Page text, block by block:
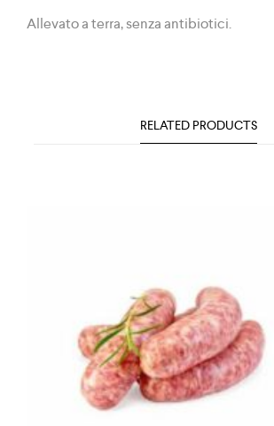
Allevato a terra, senza antibiotici.
RELATED PRODUCTS